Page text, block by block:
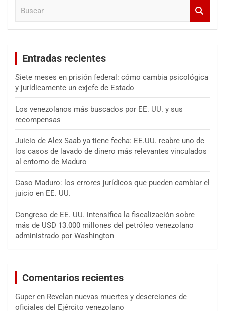
Entradas recientes
Siete meses en prisión federal: cómo cambia psicológica
y jurídicamente un exjefe de Estado
Los venezolanos más buscados por EE. UU. y sus
recompensas
Juicio de Alex Saab ya tiene fecha: EE.UU. reabre uno de
los casos de lavado de dinero más relevantes vinculados
al entorno de Maduro
Caso Maduro: los errores jurídicos que pueden cambiar el
juicio en EE. UU.
Congreso de EE. UU. intensifica la fiscalización sobre
más de USD 13.000 millones del petróleo venezolano
administrado por Washington
Comentarios recientes
Guper en Revelan nuevas muertes y deserciones de
oficiales del Ejército venezolano